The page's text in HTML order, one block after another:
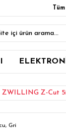
ZWILLING Z-Cut